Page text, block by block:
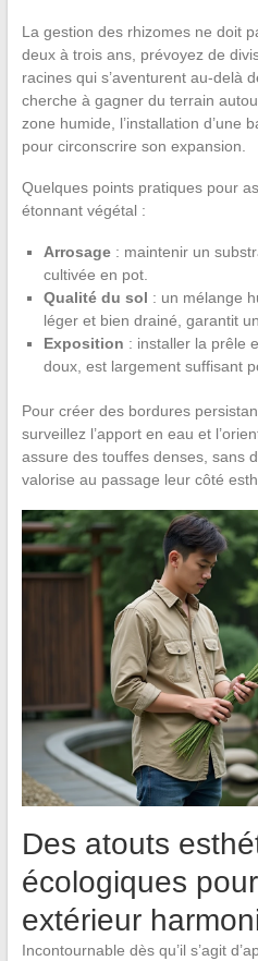
La gestion des rhizomes ne doit
deux à trois ans, prévoyez de
racines qui s’aventurent au-delà
cherche à gagner du terrain
zone humide, l’installation d’une
pour circonscrire son expansion.
Quelques points pratiques pour
étonnant végétal :
Arrosage: maintenir un
cultivée en pot.
Qualité du sol : un mélange
léger et bien drainé, garantit
Exposition : installer la prêle
doux, est largement suffisant
Pour créer des bordures
surveillez l’apport en eau et
assure des touffes denses, sans
valorise au passage leur côté
Des atouts
écologiques
extérieur
Incontournable dès qu’il s’agit